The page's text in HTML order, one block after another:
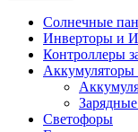
Солнечные
Инверторы и
Контроллеры
Аккумуляторы
Светофоры